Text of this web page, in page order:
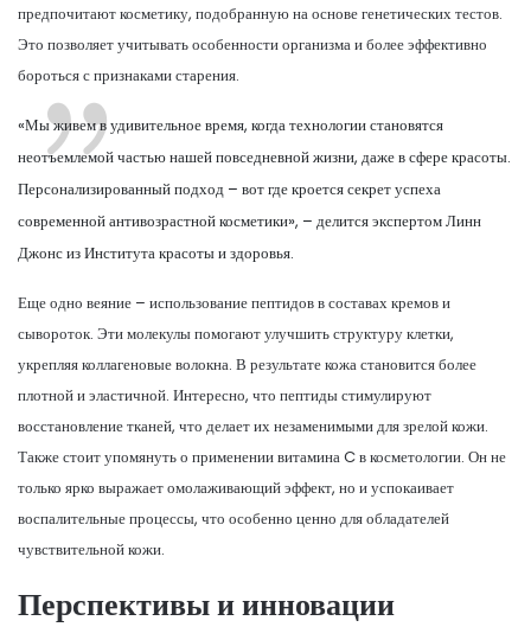
предпочитают косметику, подобранную на основе генетических тестов.
Это позволяет учитывать особенности организма и более эффективно
бороться с признаками старения.
«Мы живем в удивительное время, когда технологии становятся
неотъемлемой частью нашей повседневной жизни, даже в сфере красоты.
Персонализированный подход – вот где кроется секрет успеха
современной антивозрастной косметики», – делится экспертом Линн
Джонс из Института красоты и здоровья.
Еще одно веяние – использование пептидов в составах кремов и
сывороток. Эти молекулы помогают улучшить структуру клетки,
укрепляя коллагеновые волокна. В результате кожа становится более
плотной и эластичной. Интересно, что пептиды стимулируют
восстановление тканей, что делает их незаменимыми для зрелой кожи.
Также стоит упомянуть о применении витамина C в косметологии. Он не
только ярко выражает омолаживающий эффект, но и успокаивает
воспалительные процессы, что особенно ценно для обладателей
чувствительной кожи.
Перспективы и инновации